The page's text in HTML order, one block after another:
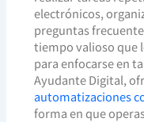
electrónicos,
preguntas
tiempo valioso que
para enfocarse en
Ayudante Digital,
automatizaciones
forma en que